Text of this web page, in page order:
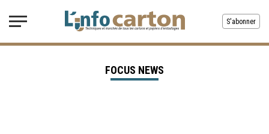
S'abonner
FOCUS NEWS